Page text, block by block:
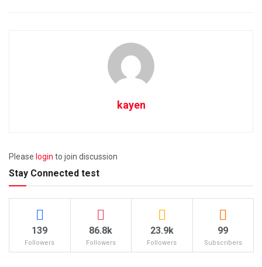
kayen
Please login to join discussion
Stay Connected test
139
Followers
86.8k
Followers
23.9k
Followers
99
Subscribers